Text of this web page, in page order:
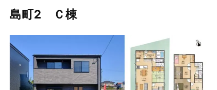
島町2 Ｃ棟